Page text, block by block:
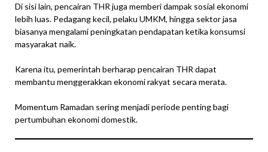
Di sisi lain, pencairan THR juga memberi dampak sosial ekonomi
lebih luas. Pedagang kecil, pelaku UMKM, hingga sektor jasa
biasanya mengalami peningkatan pendapatan ketika konsumsi
masyarakat naik.
Karena itu, pemerintah berharap pencairan THR dapat
membantu menggerakkan ekonomi rakyat secara merata.
Momentum Ramadan sering menjadi periode penting bagi
pertumbuhan ekonomi domestik.